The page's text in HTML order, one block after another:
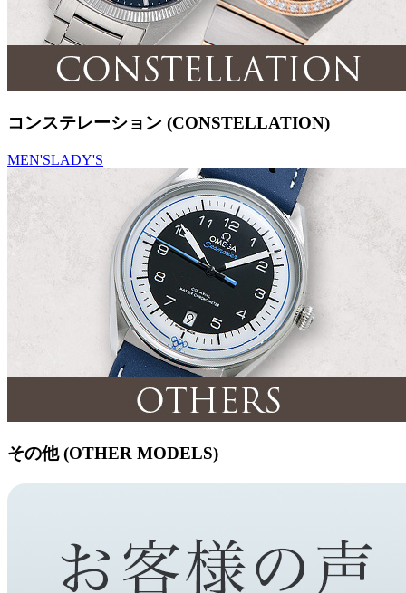
コンステレーション (CONSTELLATION)
MEN'SLADY'S
その他 (OTHER MODELS)